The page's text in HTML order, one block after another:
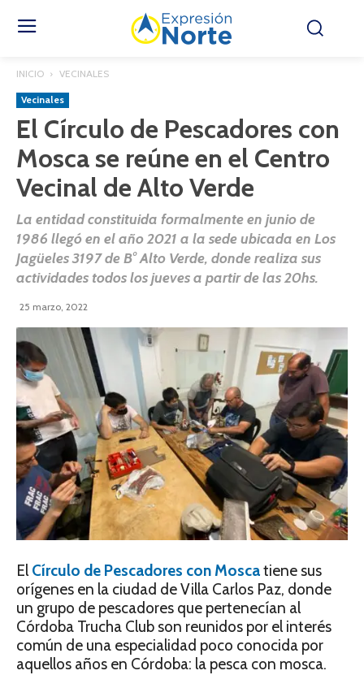
INICIO VECINALES
Vecinales
El Círculo de Pescadores con
Mosca se reúne en el Centro
Vecinal de Alto Verde
La entidad constituida formalmente en junio de
1986 llegó en el año 2021 a la sede ubicada en Los
Jagüeles 3197 de B° Alto Verde, donde realiza sus
actividades todos los jueves a partir de las 20hs.
25 marzo, 2022
El Círculo de Pescadores con Moscatiene sus
orígenes en la ciudad de Villa Carlos Paz, donde
un grupo de pescadores que pertenecían al
Córdoba Trucha Club son reunidos por el interés
común de una especialidad poco conocida por
aquellos años en Córdoba: la pesca con mosca.